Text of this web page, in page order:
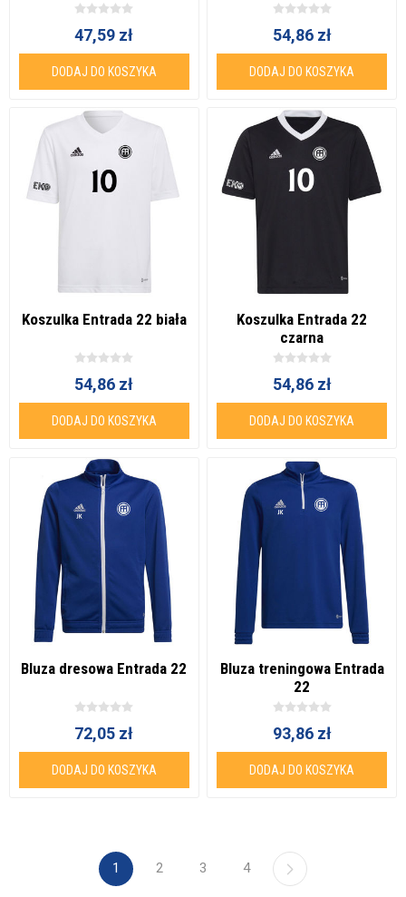
47,59 zł
DODAJ DO KOSZYKA
54,86 zł
DODAJ DO KOSZYKA
Koszulka Entrada 22 biała
54,86 zł
DODAJ DO KOSZYKA
Koszulka Entrada 22
czarna
54,86 zł
DODAJ DO KOSZYKA
Bluza dresowa Entrada 22
72,05 zł
DODAJ DO KOSZYKA
Bluza treningowa Entrada
22
93,86 zł
DODAJ DO KOSZYKA
1 2 3 4